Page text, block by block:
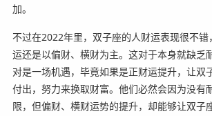
加。
不过在2022年里，双子座的人财运表现很不
运还是以偏财、横财为主。这对于本身就缺乏
对是一场机遇，毕竟如果是正财运提升，让双
付出，努力来换取财富。他们必然会因为没有
限，但偏财、横财运势的提升，却能够让双子